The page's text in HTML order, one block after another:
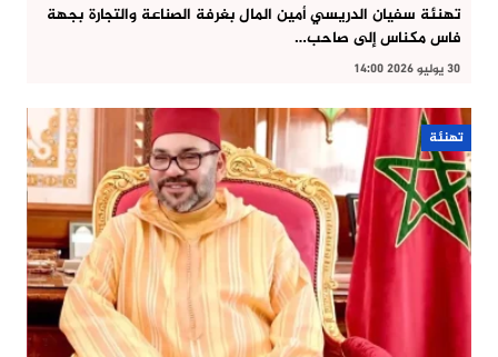
تهنئة سفيان الدريسي أمين المال بغرفة الصناعة والتجارة بجهة
فاس مكناس إلى صاحب…
30 يوليو 2026 14:00
تهنئة